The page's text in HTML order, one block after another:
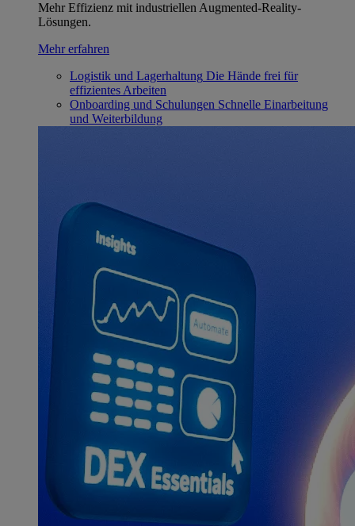
Mehr Effizienz mit industriellen Augmented-Reality-
Lösungen.
Mehr erfahren
Logistik und Lagerhaltung Die Hände frei für
effizientes Arbeiten
Onboarding und Schulungen Schnelle Einarbeitung
und Weiterbildung